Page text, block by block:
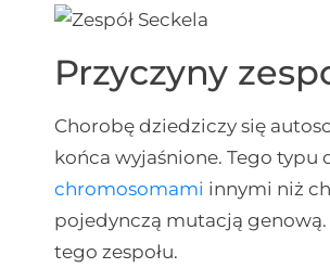
Przyczyny
Chorobę dziedziczy się
końca wyjaśnione. Tego typu
chromosomami innymi niż
pojedynczą mutacją
tego zespołu.